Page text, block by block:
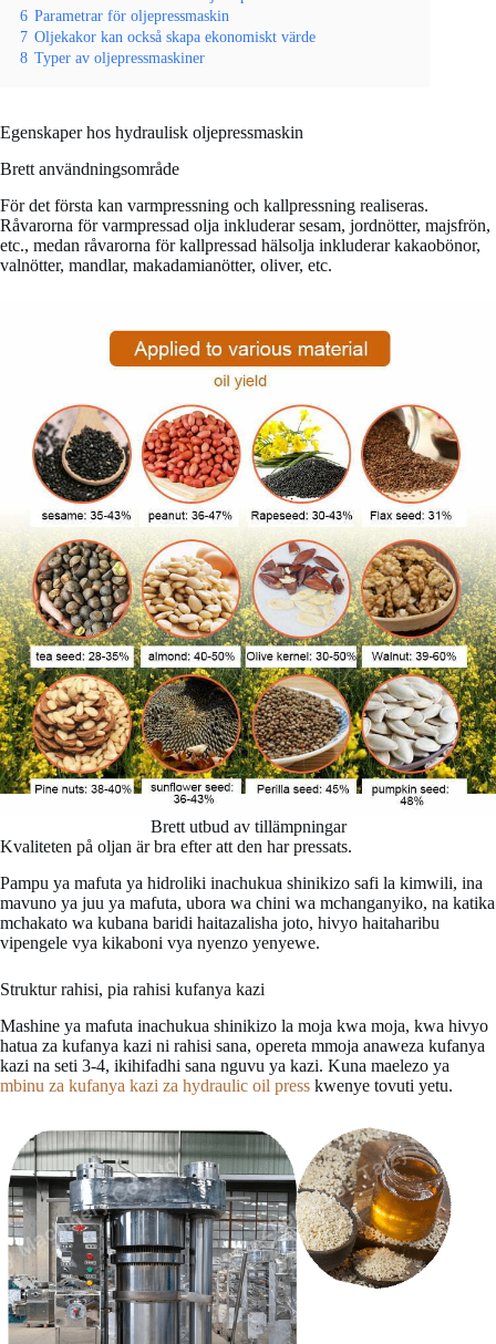
6 Parametrar för oljepressmaskin
7 Oljekakor kan också skapa ekonomiskt värde
8 Typer av oljepressmaskiner
Egenskaper hos hydraulisk oljepressmaskin
Brett användningsområde
För det första kan varmpressning och kallpressning realiseras.
Råvarorna för varmpressad olja inkluderar sesam, jordnötter, majsfrön,
etc., medan råvarorna för kallpressad hälsolja inkluderar kakaobönor,
valnötter, mandlar, makadamianötter, oliver, etc.
Brett utbud av tillämpningar
Kvaliteten på oljan är bra efter att den har pressats.
Pampu ya mafuta ya hidroliki inachukua shinikizo safi la kimwili, ina
mavuno ya juu ya mafuta, ubora wa chini wa mchanganyiko, na katika
mchakato wa kubana baridi haitazalisha joto, hivyo haitaharibu
vipengele vya kikaboni vya nyenzo yenyewe.
Struktur rahisi, pia rahisi kufanya kazi
Mashine ya mafuta inachukua shinikizo la moja kwa moja, kwa hivyo
hatua za kufanya kazi ni rahisi sana, opereta mmoja anaweza kufanya
kazi na seti 3-4, ikihifadhi sana nguvu ya kazi. Kuna maelezo ya
mbinu za kufanya kazi za hydraulic oil press kwenye tovuti yetu.